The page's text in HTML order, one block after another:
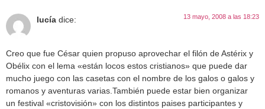
lucía dice: 13 mayo, 2008 a las 18:23
Creo que fue César quien propuso aprovechar el filón de Astérix y
Obélix con el lema «están locos estos cristianos» que puede dar
mucho juego con las casetas con el nombre de los galos o galos y
romanos y aventuras varias.También puede estar bien organizar
un festival «cristovisión» con los distintos paises participantes y